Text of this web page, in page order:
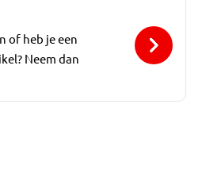
of heb je een
Neem dan